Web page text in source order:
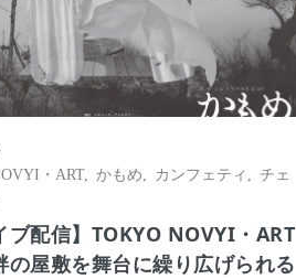
・ART, かもめ カンフェティ
チェ
ブ配信】TOKYO NOVYI・ART
屋敷を舞台に繰り広げられる